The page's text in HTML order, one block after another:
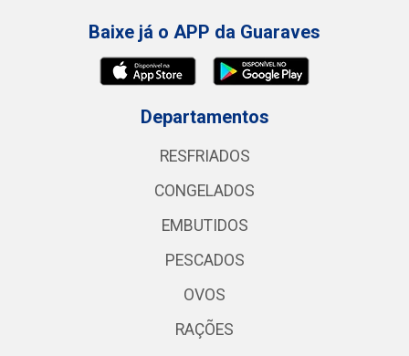
Baixe já o APP da Guaraves
Departamentos
RESFRIADOS
CONGELADOS
EMBUTIDOS
PESCADOS
OVOS
RAÇÕES